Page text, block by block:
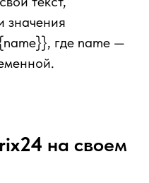
значения
где name —
на своем